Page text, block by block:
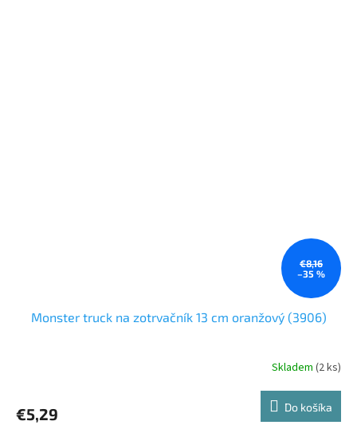
€8,16
–35 %
Monster truck na zotrvačník 13 cm oranžový (3906)
Skladem (2 ks)
€5,29 Do košíka